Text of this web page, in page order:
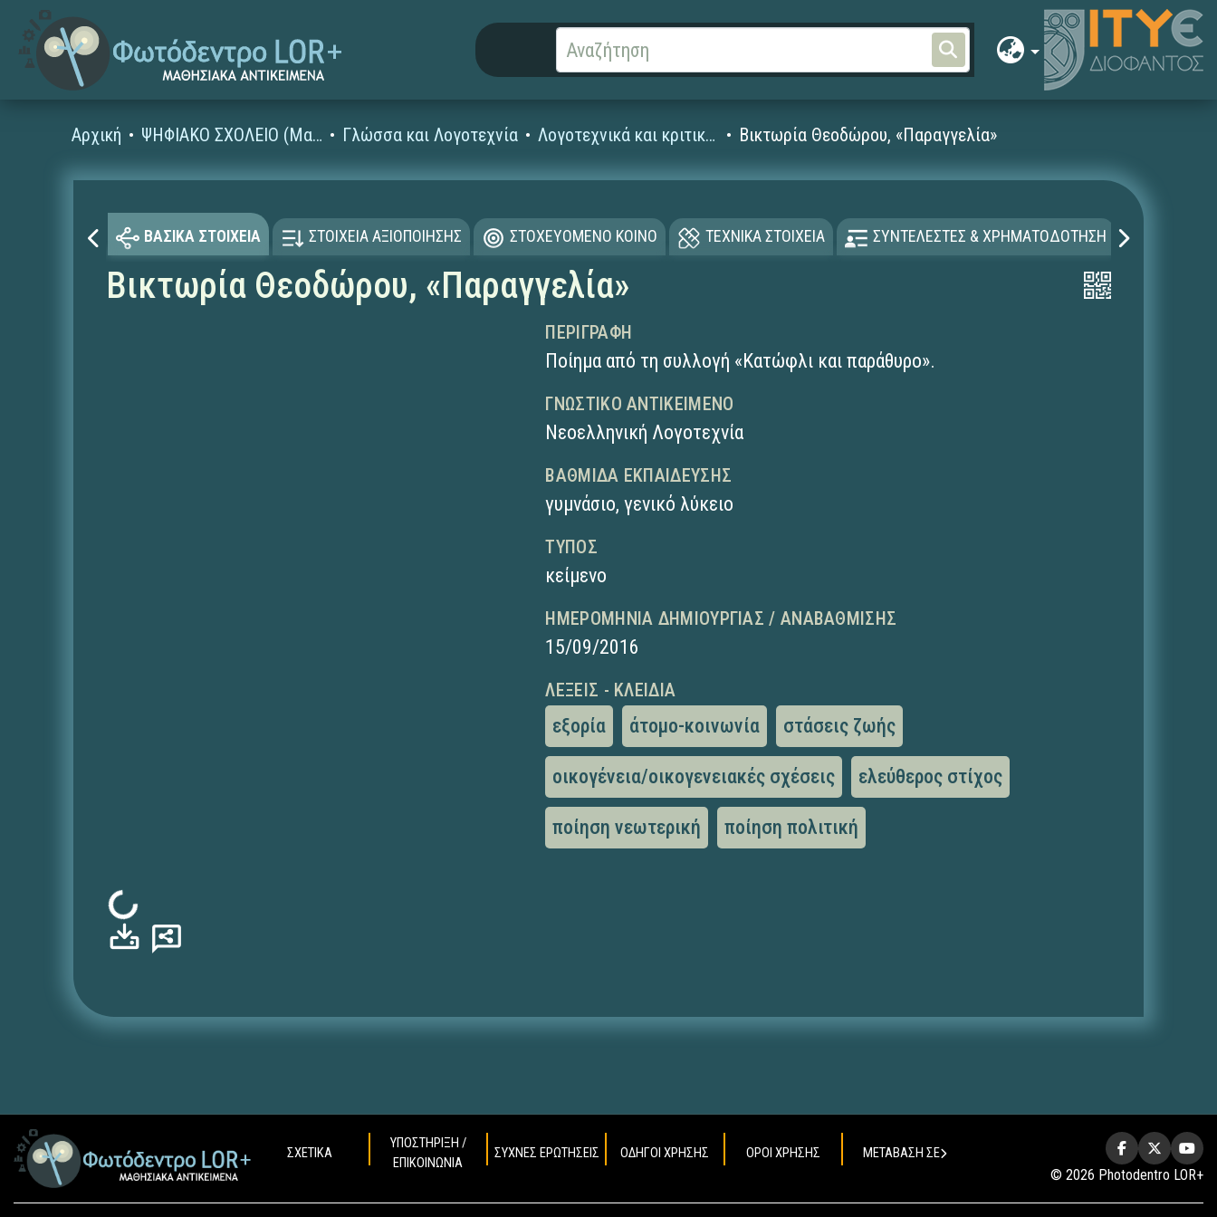
Αρχική ΨΗΦΙΑΚΟ ΣΧΟΛΕΙΟ (Μαθησιακά Αντικείμενα) Γλώσσα και Λογοτεχνία Λογοτεχνικά και κριτικά κείμενα Βικτωρία Θεοδώρου, «Παραγγελία»
ΒΑΣΙΚΑ ΣΤΟΙΧΕΙΑ ΣΤΟΙΧΕΙΑ ΑΞΙΟΠΟΙΗΣΗΣ ΣΤΟΧΕΥΟΜΕΝΟ ΚΟΙΝΟ ΤΕΧΝΙΚΑ ΣΤΟΙΧΕΙΑ ΣΥΝΤΕΛΕΣΤΕΣ & ΧΡΗΜΑΤΟΔΟΤΗΣΗ
Βικτωρία Θεοδώρου, «Παραγγελία»
Φόρτωση...
ΠΕΡΙΓΡΑΦΉ
Ποίημα από τη συλλογή «Κατώφλι και παράθυρο».
ΓΝΩΣΤΙΚΌ ΑΝΤΙΚΕΊΜΕΝΟ
Νεοελληνική Λογοτεχνία
ΒΑΘΜΊΔΑ ΕΚΠΑΊΔΕΥΣΗΣ
γυμνάσιο,γενικό λύκειο
ΤΎΠΟΣ
κείμενο
ΗΜΕΡΟΜΗΝΊΑ ΔΗΜΙΟΥΡΓΊΑΣ / ΑΝΑΒΆΘΜΙΣΗΣ
15/09/2016
ΛΈΞΕΙΣ - ΚΛΕΙΔΙΆ
εξορία άτομο-κοινωνία στάσεις ζωής
οικογένεια/οικογενειακές σχέσεις ελεύθερος στίχος
ποίηση νεωτερική ποίηση πολιτική
ΣΧΕΤΙΚΑ
ΥΠΟΣΤΗΡΙΞΗ /
ΕΠΙΚΟΙΝΩΝΙΑ
ΣΥΧΝΕΣ ΕΡΩΤΗΣΕΙΣ ΟΔΗΓΟΙ ΧΡΗΣΗΣ ΟΡΟΙ ΧΡΗΣΗΣ ΜΕΤΑΒΑΣΗ ΣΕ
© 2026 Photodentro LOR+